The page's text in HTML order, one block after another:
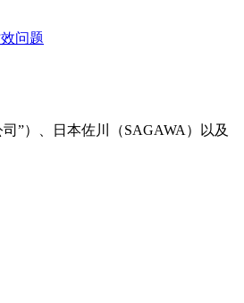
问题
”）、日本佐川（SAGAWA）以及